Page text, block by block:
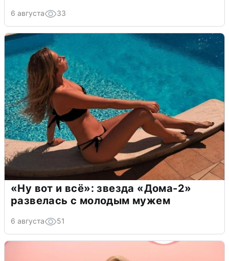
6 августа 33
«Ну вот и всё»: звезда «Дома-2»
развелась с молодым мужем
6 августа 51